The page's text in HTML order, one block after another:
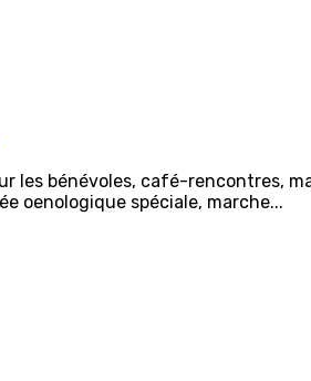
les bénévoles, café-rencontres,
oenologique spéciale, marche...